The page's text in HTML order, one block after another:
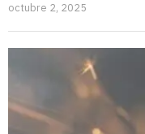
octubre 2, 2025